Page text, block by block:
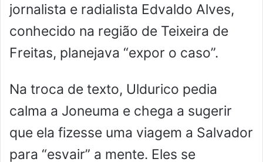
jornalista e radialista Edvaldo Alves,
conhecido na região de Teixeira de
Freitas, planejava “expor o caso”.
Na troca de texto, Uldurico pedia
calma a Joneuma e chega a sugerir
que ela fizesse uma viagem a Salvador
para “esvair” a mente. Eles se